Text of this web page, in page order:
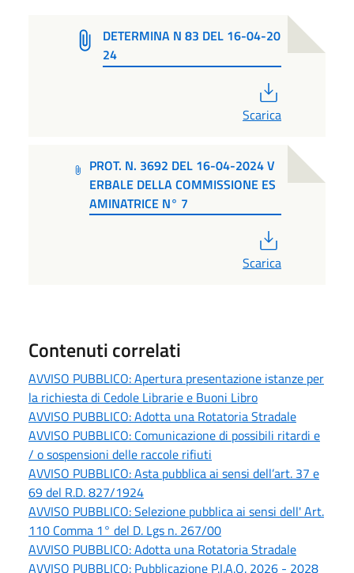
DETERMINA N 83 DEL 16-04-20
24
Scarica
PROT. N. 3692 DEL 16-04-2024 V
ERBALE DELLA COMMISSIONE ES
AMINATRICE N° 7
Scarica
Contenuti correlati
AVVISO PUBBLICO: Apertura presentazione istanze per
la richiesta di Cedole Librarie e Buoni Libro
AVVISO PUBBLICO: Adotta una Rotatoria Stradale
AVVISO PUBBLICO: Comunicazione di possibili ritardi e
/ o sospensioni delle raccole rifiuti
AVVISO PUBBLICO: Asta pubblica ai sensi dell’art. 37 e
69 del R.D. 827/1924
AVVISO PUBBLICO: Selezione pubblica ai sensi dell' Art.
110 Comma 1° del D. Lgs n. 267/00
AVVISO PUBBLICO: Adotta una Rotatoria Stradale
AVVISO PUBBLICO: Pubblicazione P.I.A.O. 2026 - 2028